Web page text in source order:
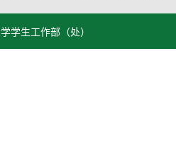
学生工作部（处）